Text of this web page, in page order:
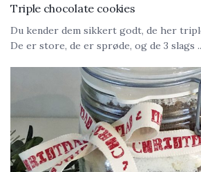
Triple chocolate cookies
Du kender dem sikkert godt, de her
De er store, de er sprøde, og de 3 slags